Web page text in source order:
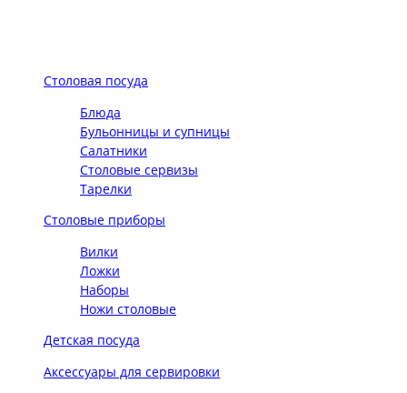
Столовая посуда
Блюда
Бульонницы и супницы
Салатники
Столовые сервизы
Тарелки
Столовые приборы
Вилки
Ложки
Наборы
Ножи столовые
Детская посуда
Аксессуары для сервировки